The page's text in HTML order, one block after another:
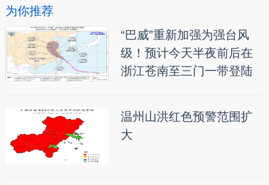
为你推荐
“巴威”重新加强为强台风
级！预计今天半夜前后在
浙江苍南至三门一带登陆
温州山洪红色预警范围扩
大